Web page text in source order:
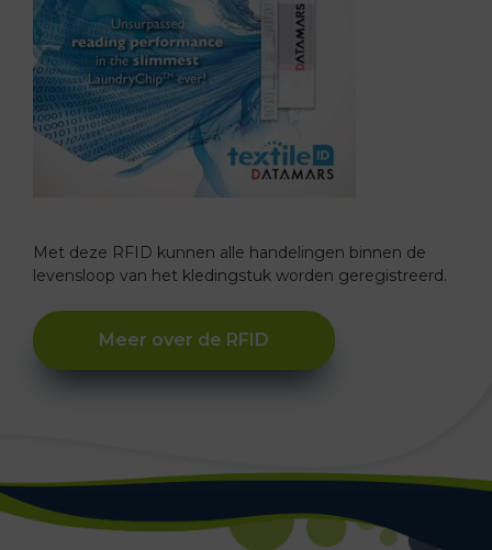
Met deze RFID kunnen alle handelingen binnen de
levensloop van het kledingstuk worden geregistreerd.
Meer over de RFID